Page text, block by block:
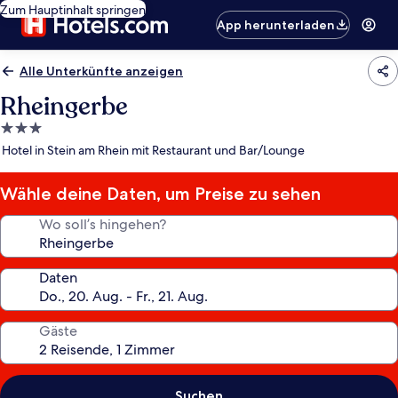
Zum Hauptinhalt springen
App herunterladen
Alle Unterkünfte anzeigen
Rheingerbe
3.0-
Sterne-
Hotel in Stein am Rhein mit Restaurant und Bar/Lounge
Wähle deine Daten, um Preise zu sehen
Wo soll’s hingehen?
Daten
Gäste